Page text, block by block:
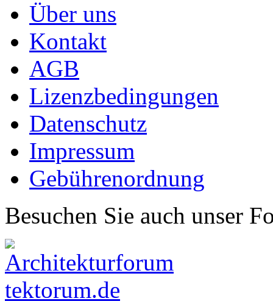
Über uns
Kontakt
AGB
Lizenzbedingungen
Datenschutz
Impressum
Gebührenordnung
Besuchen Sie auch unser